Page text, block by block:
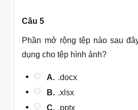
Câu 5
Phần mở rộng tệp nào sau
dụng cho tệp hình ảnh?
A. .docx
B. .xlsx
C. .pptx